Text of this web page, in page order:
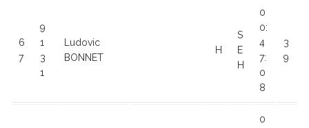
6
7
9
1
3
1
Ludovic
BONNET
H
S
E
H
0
0:
4
7:
0
8
3
9
0